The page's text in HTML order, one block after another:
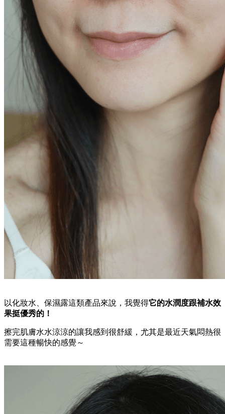
以化妝水、保濕露這類產品來說，我覺得它的水潤度跟補水效
果挺優秀的！
擦完肌膚水水涼涼的讓我感到很舒緩，尤其是最近天氣悶熱很
需要這種暢快的感覺～